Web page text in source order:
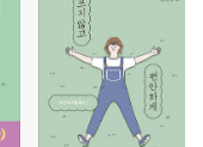
성을 지키는 내 마음속
버림받는 것에 대한 공포